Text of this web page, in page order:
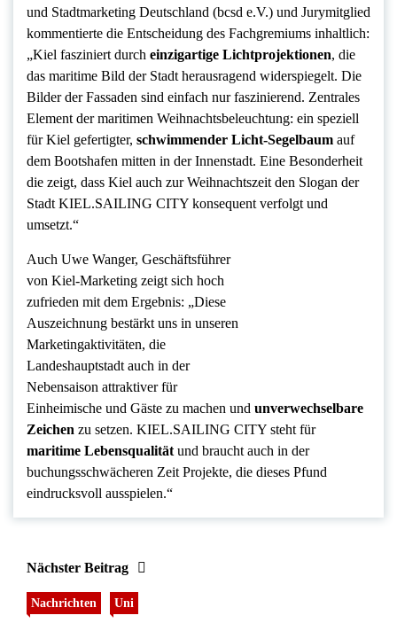
und Stadtmarketing Deutschland (bcsd e.V.) und Jurymitglied
kommentierte die Entscheidung des Fachgremiums inhaltlich:
„Kiel fasziniert durch einzigartige Lichtprojektionen, die
das maritime Bild der Stadt herausragend widerspiegelt. Die
Bilder der Fassaden sind einfach nur faszinierend. Zentrales
Element der maritimen Weihnachtsbeleuchtung: ein speziell
für Kiel gefertigter, schwimmender Licht-Segelbaum auf
dem Bootshafen mitten in der Innenstadt. Eine Besonderheit
die zeigt, dass Kiel auch zur Weihnachtszeit den Slogan der
Stadt KIEL.SAILING CITY konsequent verfolgt und
umsetzt.“
Auch Uwe Wanger, Geschäftsführer
von Kiel-Marketing zeigt sich hoch
zufrieden mit dem Ergebnis: „Diese
Auszeichnung bestärkt uns in unseren
Marketingaktivitäten, die
Landeshauptstadt auch in der
Nebensaison attraktiver für
Einheimische und Gäste zu machen und unverwechselbare
Zeichen zu setzen. KIEL.SAILING CITY steht für
maritime Lebensqualität und braucht auch in der
buchungsschwächeren Zeit Projekte, die dieses Pfund
eindrucksvoll ausspielen.“
Nächster Beitrag
Nachrichten Uni